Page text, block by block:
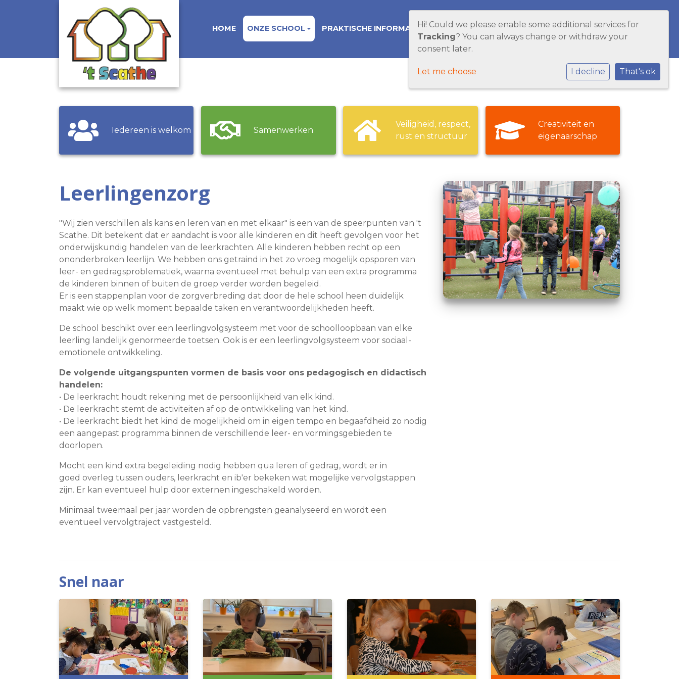
HOME ONZE SCHOOL PRAKTISCHE INFORMATIE DOWNLOADS CONTACT Inloggen
Iedereen is welkom Samenwerken
Veiligheid, respect,
rust en structuur
Creativiteit en
eigenaarschap
Leerlingenzorg
"Wij zien verschillen als kans en leren van en met elkaar" is een van de speerpunten van 't
Scathe. Dit betekent dat er aandacht is voor alle kinderen en dit heeft gevolgen voor het
onderwijskundig handelen van de leerkrachten. Alle kinderen hebben recht op een
ononderbroken leerlijn. We hebben ons getraind in het zo vroeg mogelijk opsporen van
leer- en gedragsproblematiek, waarna eventueel met behulp van een extra programma
de kinderen binnen of buiten de groep verder worden begeleid.
Er is een stappenplan voor de zorgverbreding dat door de hele school heen duidelijk
maakt wie op welk moment bepaalde taken en verantwoordelijkheden heeft.
De school beschikt over een leerlingvolgsysteem met voor de schoolloopbaan van elke
leerling landelijk genormeerde toetsen. Ook is er een leerlingvolgsysteem voor sociaal-
emotionele ontwikkeling.
De volgende uitgangspunten vormen de basis voor ons pedagogisch en didactisch
handelen:
• De leerkracht houdt rekening met de persoonlijkheid van elk kind.
• De leerkracht stemt de activiteiten af op de ontwikkeling van het kind.
• De leerkracht biedt het kind de mogelijkheid om in eigen tempo en begaafdheid zo nodig
een aangepast programma binnen de verschillende leer- en vormingsgebieden te
doorlopen.
Mocht een kind extra begeleiding nodig hebben qua leren of gedrag, wordt er in
goed overleg tussen ouders, leerkracht en ib'er bekeken wat mogelijke vervolgstappen
zijn. Er kan eventueel hulp door externen ingeschakeld worden.
Minimaal tweemaal per jaar worden de opbrengsten geanalyseerd en wordt een
eventueel vervolgtraject vastgesteld.
Snel naar
Hi! Could we please enable some additional services for
Tracking? You can always change or withdraw your
consent later.
Let me choose I decline That's ok